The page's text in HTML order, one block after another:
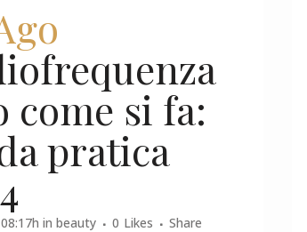
come si fa:
pratica
in beauty 0 Likes Share